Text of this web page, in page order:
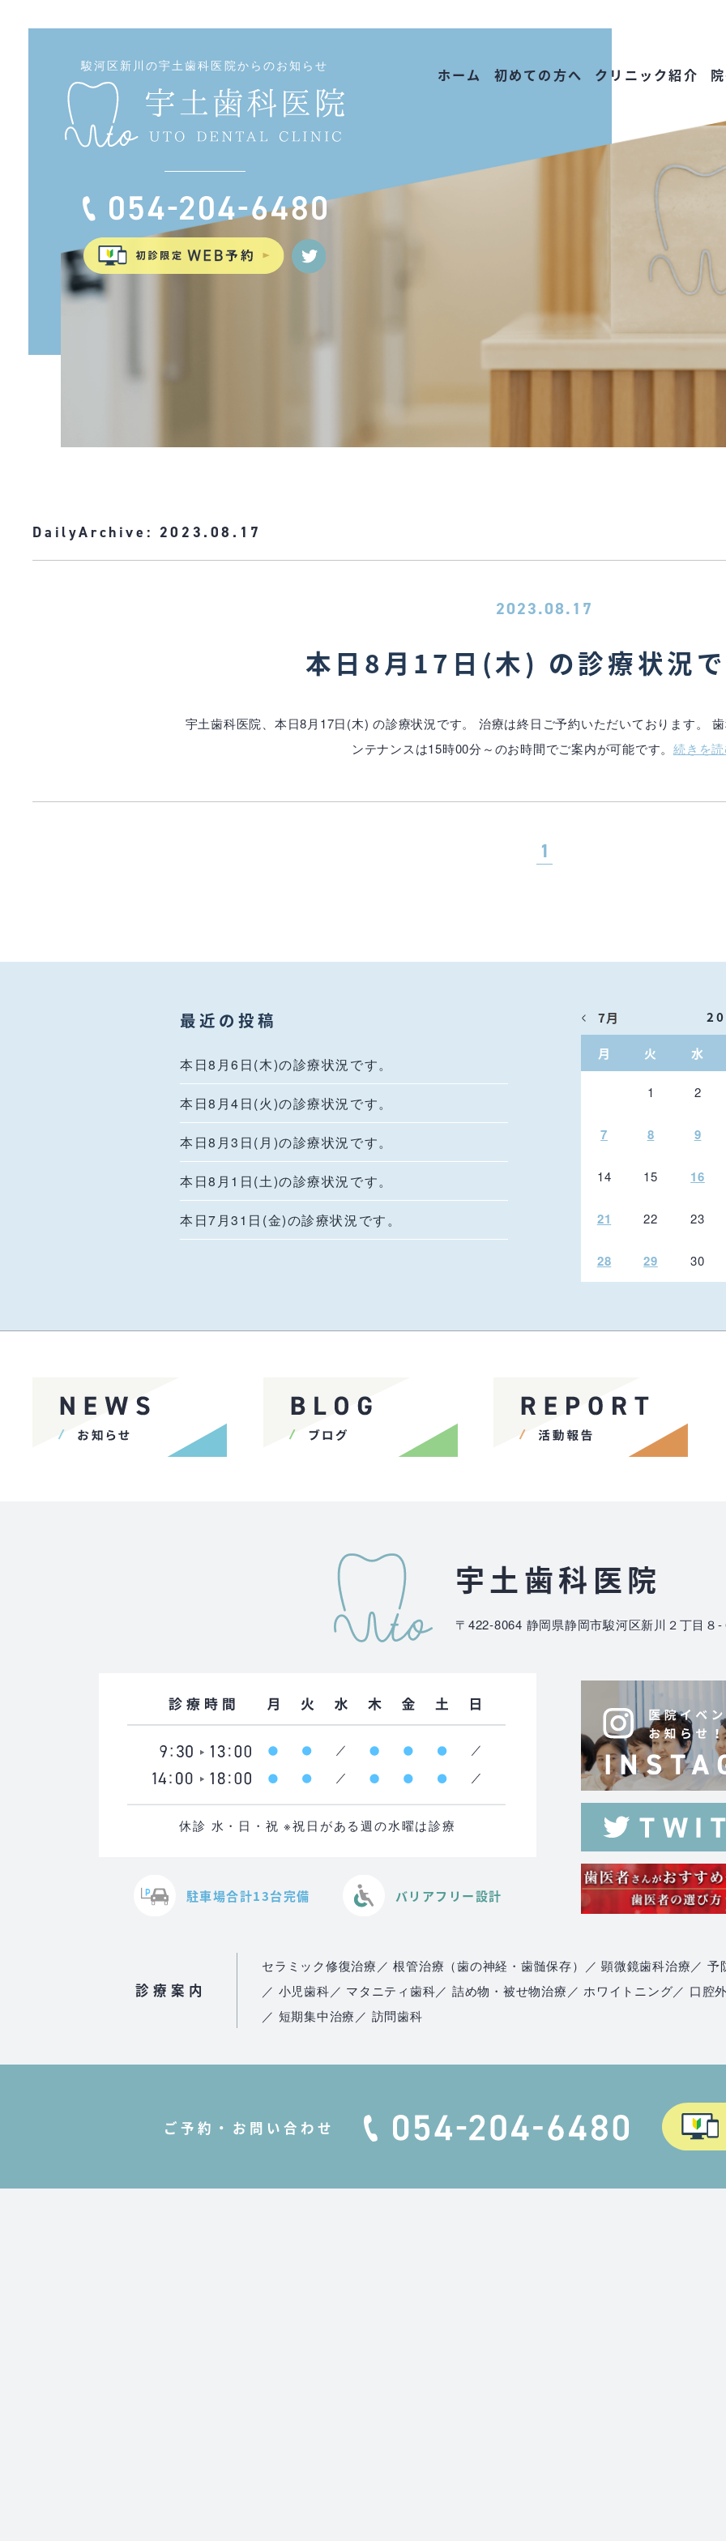
駿河区新川の宇土歯科医院からのお知らせ ホーム 初めての方へ クリニック紹介
DailyArchive: 2023.08.17
2023.08.17
本日8月17日(木) の診療状況
宇土歯科医院、本日8月17日(木) の診療状況です。 治療は終日ご予約いただいております。
ンテナンスは15時00分～のお時間でご案内が可能です。続きを
1
最近の投稿
本日8月6日(木)の診療状況です。
本日8月4日(火)の診療状況です。
本日8月3日(月)の診療状況です。
本日8月1日(土)の診療状況です。
本日7月31日(金)の診療状況です。
月 火 水
7月
1 2
7 8 9
14 15 16
21 22 23
28 29 30
宇土歯科医院
〒422-8064 静岡県静岡市駿河区新川２丁目８-
休診 水・日・祝 ※祝日がある週の水曜は診療
駐車場合計13台完備 バリアフリー設計
診療案内
セラミック修復治療／ 根管治療（歯の神経・歯髄保存） ／ 顕微鏡歯科治療／ 予
／ 小児歯科／ マタニティ歯科／ 詰め物・被せ物治療／ ホワイトニング／ 口腔
／ 短期集中治療／ 訪問歯科
ご予約・お問い合わせ